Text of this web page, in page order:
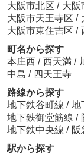
大阪市北区 / 大阪
大阪市天王寺区 /
大阪市東住吉区 /
町名から探す
本庄西 / 西天満 /
中島 / 四天王寺
路線から探す
地下鉄谷町線 / 地
地下鉄御堂筋線 /
地下鉄中央線 / 阪
駅から探す